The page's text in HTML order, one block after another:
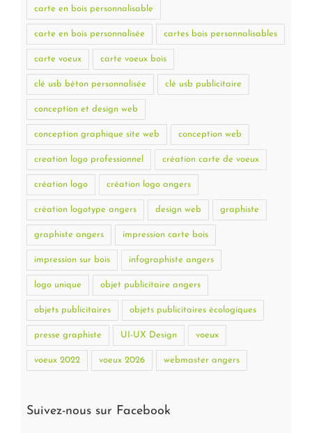
carte en bois personnalisable
carte en bois personnalisée cartes bois personnalisables
carte voeux carte voeux bois
clé usb béton personnalisée clé usb publicitaire
conception et design web
conception graphique site web conception web
creation logo professionnel création carte de voeux
création logo création logo angers
création logotype angers design web graphiste
graphiste angers impression carte bois
impression sur bois infographiste angers
logo unique objet publicitaire angers
objets publicitaires objets publicitaires écologiques
presse graphiste UI-UX Design voeux
voeux 2022 voeux 2026 webmaster angers
Suivez-nous sur Facebook